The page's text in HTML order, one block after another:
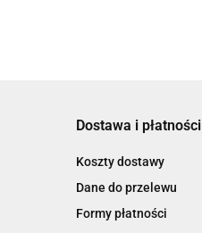
Dostawa i płatności
Koszty dostawy
Dane do przelewu
Formy płatności